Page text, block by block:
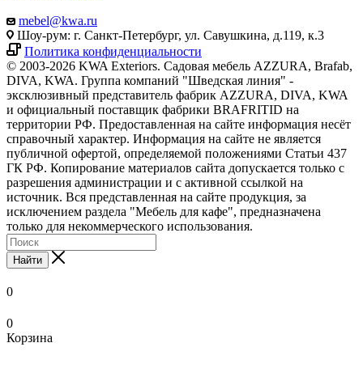
mebel@kwa.ru
Шоу-рум: г. Санкт-Петербург, ул. Савушкина, д.119, к.3
Политика конфиденциальности
© 2003-2026 KWA Exteriors. Садовая мебель AZZURA, Brafab,
DIVA, KWA. Группа компаний "Шведская линия" -
эксклюзивный представитель фабрик AZZURA, DIVA, KWA
и официальный поставщик фабрики BRAFRITID на
территории РФ. Предоставленная на сайте информация несёт
справочный характер. Информация на сайте не является
публичной офертой, определяемой положениями Статьи 437
ГК РФ. Копирование материалов сайта допускается только с
разрешения администрации и с активной ссылкой на
источник. Вся представленная на сайте продукция, за
исключением раздела "Мебель для кафе", предназначена
только для некоммерческого использования.
Найти
0
0
Корзина